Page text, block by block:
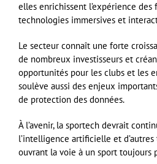
elles enrichissent l’expérience des
technologies immersives et
Le secteur connaît une forte
de nombreux investisseurs et
opportunités pour les clubs et les
soulève aussi des enjeux
de protection des données.
À l’avenir, la sportech devrait
l’intelligence artificielle et
ouvrant la voie à un sport toujours